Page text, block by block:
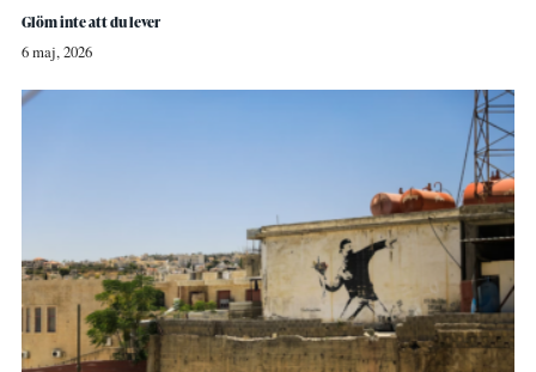
Glöm inte att du lever
6 maj, 2026